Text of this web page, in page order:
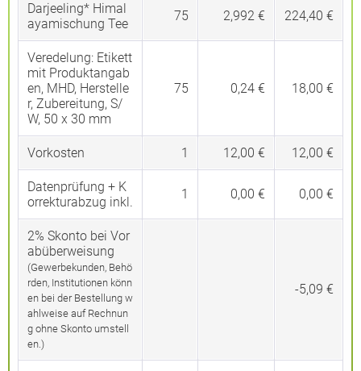
Darjeeling* Himal
ayamischung Tee
75 2,992 € 224,40 €
Veredelung: Etikett
mit Produktangab
en, MHD, Herstelle
r, Zubereitung, S/
W, 50 x 30 mm
75 0,24 € 18,00 €
Vorkosten 1 12,00 € 12,00 €
Datenprüfung + K
orrekturabzug inkl.
1 0,00 € 0,00 €
2% Skonto bei Vor
abüberweisung
(Gewerbekunden, Behö
rden, Institutionen könn
en bei der Bestellung w
ahlweise auf Rechnun
g ohne Skonto umstell
en.)
-5,09 €